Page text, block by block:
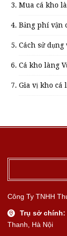
Mua cá kho
Bảng phí vận
Cách sử dụng
Cá kho làng
Gia vị kho cá
Công Ty TNHH
Trụ sở chính:
Thanh, Hà Nội